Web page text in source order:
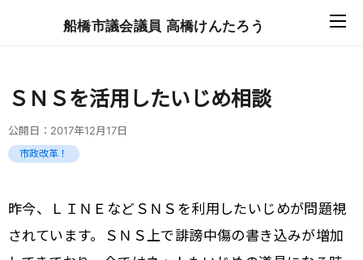
船橋市議会議員 高橋けんたろう
ＳＮＳを活用したいじめ相談
公開日： 2017年12月17日
市政改革！
昨今、ＬＩＮＥなどＳＮＳを利用したいじめが問題視
されています。ＳＮＳ上で誹謗中傷の書き込みが増加